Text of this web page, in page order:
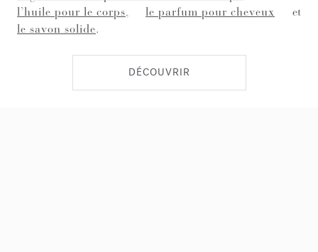
l’huile pour le corps
le parfum pour cheveux
et
le savon solide.
DÉCOUVRIR